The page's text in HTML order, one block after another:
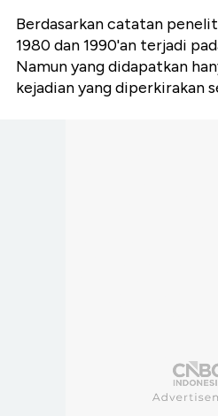
Berdasarkan catatan
1980 dan 1990'an terjadi
Namun yang didapatkan
kejadian yang diperkirakan